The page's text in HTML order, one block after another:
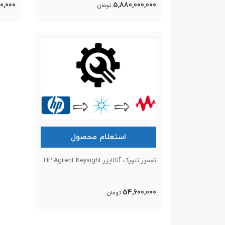
5,880,000,000 تومان
استعلام محصول
تعمیر نتورک آنالایزر HP Agilent Keysight
54,600,000 تومان